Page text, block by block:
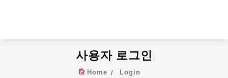
사용자 로그인
Home Login